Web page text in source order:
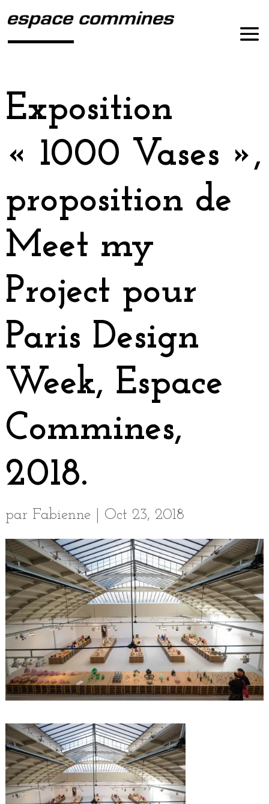
Exposition
« 1000 Vases »,
proposition de
Meet my
Project pour
Paris Design
Week, Espace
Commines,
2018.
par Fabienne| Oct 23, 2018